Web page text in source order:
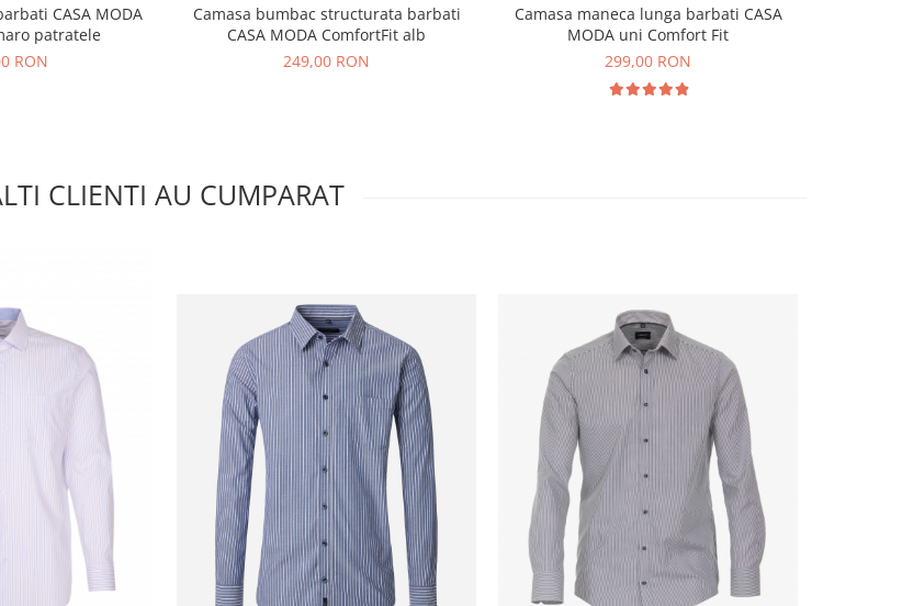
CASA MODA
patratele
RON
Camasa bumbac structurata barbati
CASA MODA ComfortFit alb
249,00 RON
Camasa maneca lunga barbati CASA
MODA uni Comfort Fit
299,00 RON
CLIENTI AU CUMPARAT